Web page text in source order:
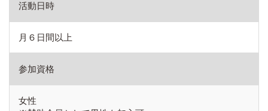
活動日時
月６日間以上
参加資格
女性